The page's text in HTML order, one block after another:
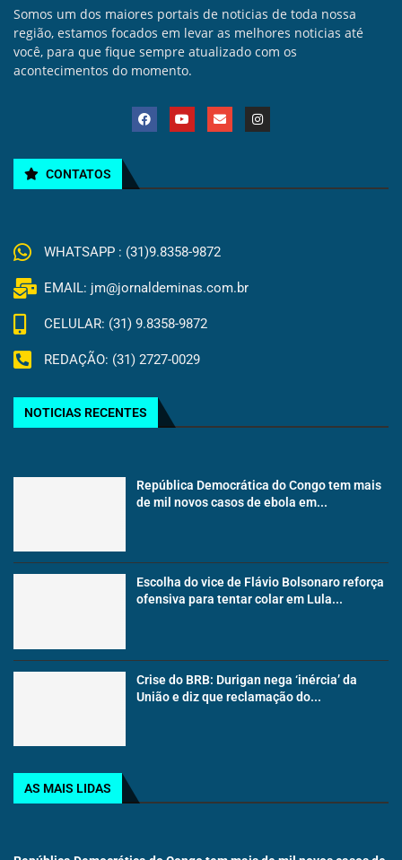
Somos um dos maiores portais de noticias de toda nossa
região, estamos focados em levar as melhores noticias até
você, para que fique sempre atualizado com os
acontecimentos do momento.
CONTATOS
WHATSAPP : (31)9.8358-9872
EMAIL: jm@jornaldeminas.com.br
CELULAR: (31) 9.8358-9872
REDAÇÃO: (31) 2727-0029
NOTICIAS RECENTES
República Democrática do Congo tem mais
de mil novos casos de ebola em...
Escolha do vice de Flávio Bolsonaro reforça
ofensiva para tentar colar em Lula...
Crise do BRB: Durigan nega ‘inércia’ da
União e diz que reclamação do...
AS MAIS LIDAS